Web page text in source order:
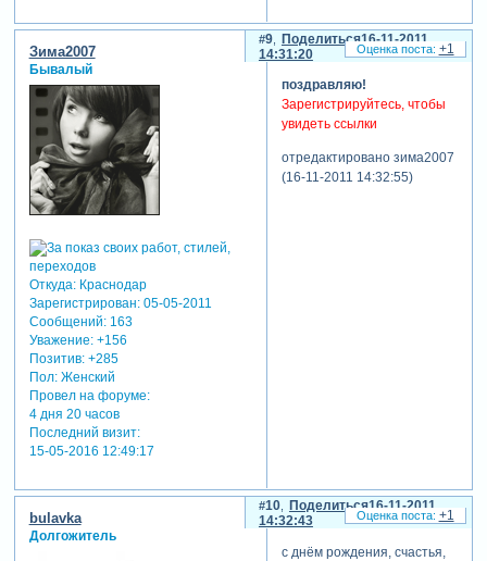
Поделиться
9
16-11-2011
14:31:20
Зима2007
Бывалый
Откуда:Краснодар
Зарегистрирован: 05-05-2011
Сообщений:163
Уважение: +156
Позитив: +285
Пол:Женский
Провел на форуме:
4 дня 20 часов
Последний визит:
15-05-2016 12:49:17
поздравляю!
Зарегистрируйтесь, чтобы
увидеть ссылки
отредактировано зима2007
(16-11-2011 14:32:55)
+1
Поделиться
10
16-11-2011
14:32:43
bulavka
Долгожитель
с днём рождения, счастья,
+1